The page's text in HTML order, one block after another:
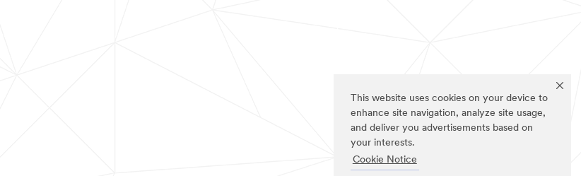
This website uses cookies on your device to
enhance site navigation, analyze site usage,
and deliver you advertisements based on
your interests.
Cookie Notice